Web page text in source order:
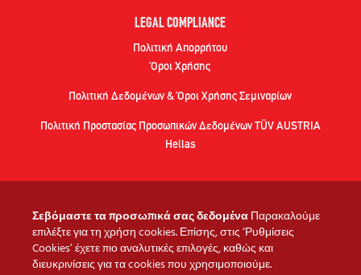
LEGAL COMPLIANCE
Πολιτική Απορρήτου
Όροι Χρήσης
Πολιτική Δεδομένων & Όροι Χρήσης Σεμιναρίων
Πολιτική Προστασίας Προσωπικών Δεδομένων TÜV AUSTRIA
Hellas
ΠΡΟΓΡΑΜΜΑΤΑ
Σε ποιους απευθύνονται
Σεβόμαστε τα προσωπικά σας δεδομέναΠαρακαλούμε
επιλέξτε για τη χρήση cookies. Επίσης, στις ‘Ρυθμίσεις
Cookies’ έχετε πιο αναλυτικές επιλογές, καθώς και
διευκρινίσεις για τα cookies που χρησιμοποιούμε.